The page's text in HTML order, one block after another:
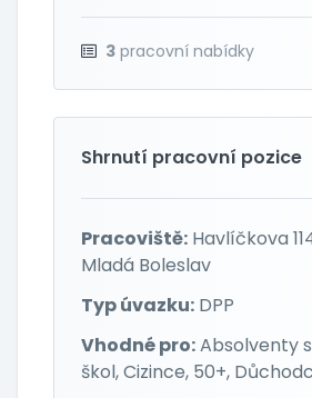
3 pracovní nabídky
Shrnutí pracovní pozice
Pracoviště: Havlíčkova
Mladá Boleslav
Typ úvazku: DPP
Vhodné pro:Absolventy
škol, Cizince, 50+,